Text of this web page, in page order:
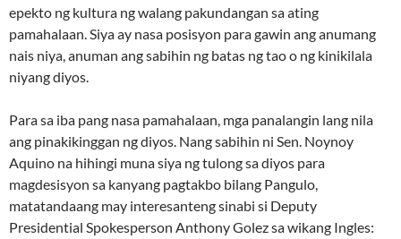
epekto ng kultura ng walang pakundangan sa ating
pamahalaan. Siya ay nasa posisyon para gawin ang anumang
nais niya, anuman ang sabihin ng batas ng tao o ng kinikilala
niyang diyos.
Para sa iba pang nasa pamahalaan, mga panalangin lang nila
ang pinakikinggan ng diyos. Nang sabihin ni Sen. Noynoy
Aquino na hihingi muna siya ng tulong sa diyos para
magdesisyon sa kanyang pagtakbo bilang Pangulo,
matatandaang may interesanteng sinabi si Deputy
Presidential Spokesperson Anthony Golez sa wikang Ingles: